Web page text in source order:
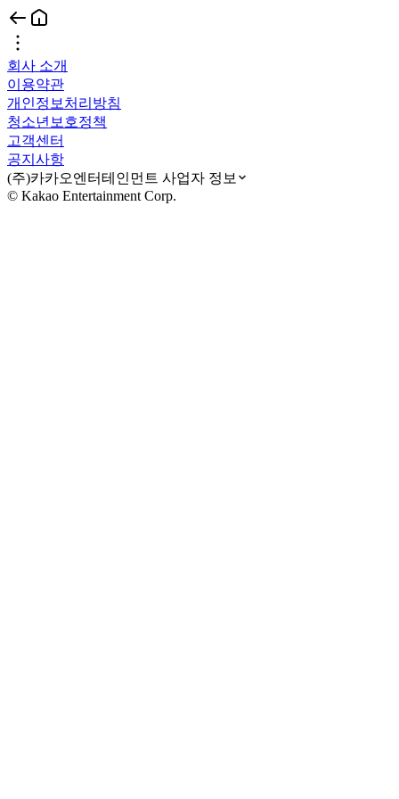
회사 소개
이용약관
개인정보처리방침
청소년보호정책
고객센터
공지사항
(주)카카오엔터테인먼트 사업자 정보
© Kakao Entertainment Corp.